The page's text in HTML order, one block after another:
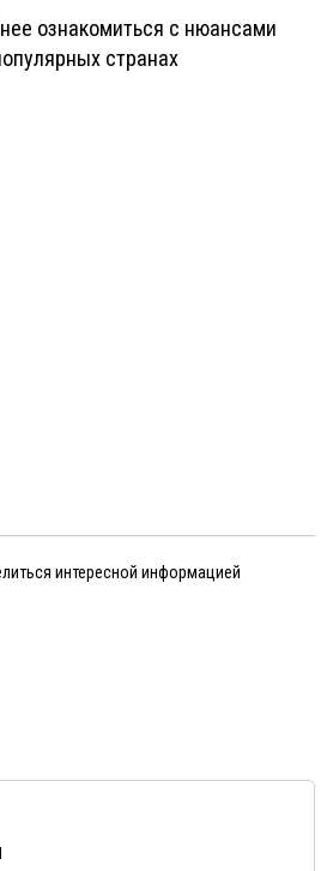
ознакомиться с нюансами
странах
интересной информацией